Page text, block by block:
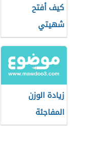
كيف أفتح
شهيتي
زيادة الوزن
المفاجئة